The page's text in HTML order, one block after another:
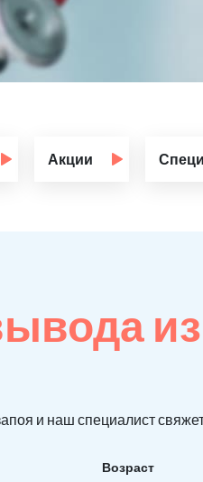
Акции
и наш специалист
Возраст